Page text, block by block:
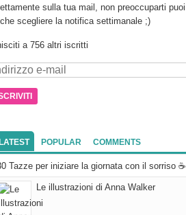
sulla tua mail, non preoccuparti puoi
scegliere la notifica settimanale ;)
a 756 altri iscritti
POPULAR COMMENTS
Tazze per iniziare la giornata con il sorriso ☕
Le illustrazioni di Anna Walker